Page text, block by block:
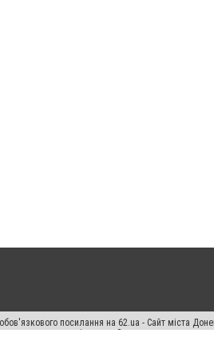
посилання на 62.ua - Сайт міста
прав переслідується Законом.